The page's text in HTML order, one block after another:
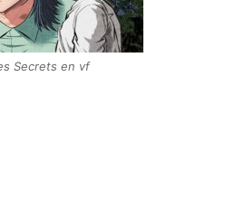
Secrets en vf